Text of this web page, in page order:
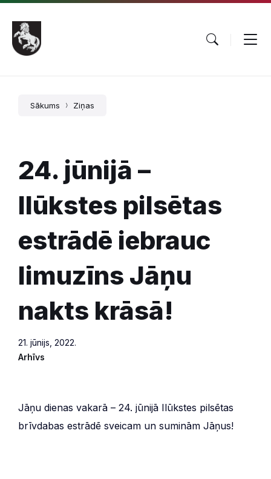
Pāriet
saturu
Skip
main
navigation
Skip
footer
Sākums Ziņas
24. jūnijā –
Ilūkstes pilsētas
estrādē iebrauc
limuzīns Jāņu
nakts krāsā!
21. jūnijs, 2022.
Arhīvs
Jāņu dienas vakarā – 24. jūnijā Ilūkstes pilsētas
brīvdabas estrādē sveicam un suminām Jāņus!